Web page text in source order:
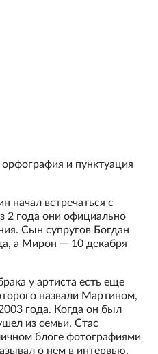
и пунктуация
начал встречаться с
2 года они официально
Сын супругов Богдан
а Мирон — 10 декабря
у артиста есть еще
назвали Мартином,
года. Когда он был
из семьи. Стас
блоге фотографиями
о нем в интервью.